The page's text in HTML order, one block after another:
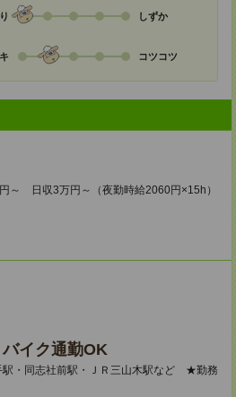
しずか
コツコツ
～ 日収3万円～（夜勤時給2060円×15h）
イク通勤OK
駅・同志社前駅・ＪＲ三山木駅など ★勤務